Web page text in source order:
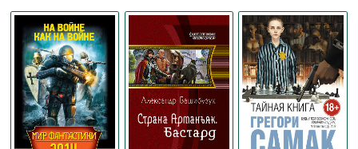
Ланцов Михаил
Алексеевич